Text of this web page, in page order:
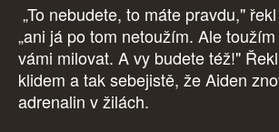
„To nebudete, to máte pravdu,"
„ani já po tom netoužím. Ale
vámi milovat. A vy budete též!"
klidem a tak sebejistě, že Aiden
adrenalin v žilách.